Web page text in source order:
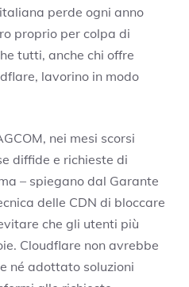
perde ogni anno
proprio per colpa di
tutti, anche chi offre
lavorino in modo
nei mesi scorsi
diffide e richieste di
– spiegano dal Garante
delle CDN di bloccare
che gli utenti più
Cloudflare non avrebbe
né adottato soluzioni